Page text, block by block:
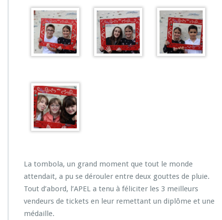
La tombola, un grand moment que tout le monde
attendait, a pu se dérouler entre deux gouttes de pluie.
Tout d’abord, l’APEL a tenu à féliciter les 3 meilleurs
vendeurs de tickets en leur remettant un diplôme et une
médaille.